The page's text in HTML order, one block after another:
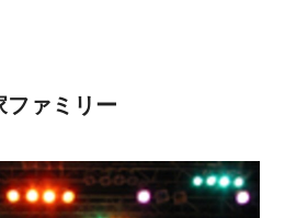
ファミリー